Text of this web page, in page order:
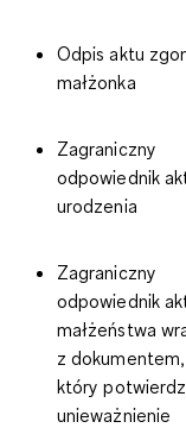
Odpis aktu
małżonka
Zagraniczny
odpowiednik
urodzenia
Zagraniczny
odpowiednik
małżeństwa
z dokumentem,
który
unieważnienie